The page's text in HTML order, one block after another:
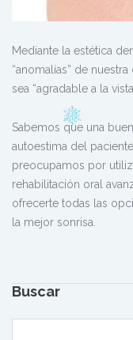
Mediante la estética
“anomalías” de
sea “agradable a la
Sabemos que una
autoestima del
preocupamos por
rehabilitación oral
ofrecerte todas las
la mejor sonrisa.
Buscar